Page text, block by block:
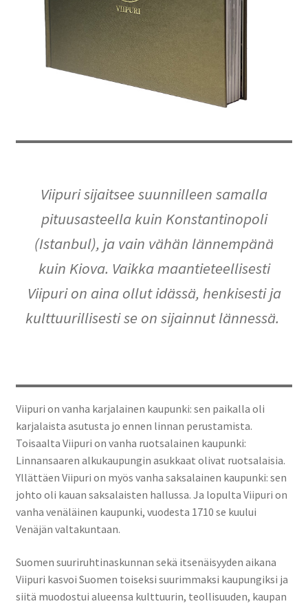
Viipuri sijaitsee suunnilleen samalla
pituusasteella kuin Konstantinopoli
(Istanbul), ja vain vähän lännempänä
kuin Kiova. Vaikka maantieteellisesti
Viipuri on aina ollut idässä, henkisesti ja
kulttuurillisesti se on sijainnut lännessä.
Viipuri on vanha karjalainen kaupunki: sen paikalla oli
karjalaista asutusta jo ennen linnan perustamista.
Toisaalta Viipuri on vanha ruotsalainen kaupunki:
Linnansaaren alkukaupungin asukkaat olivat ruotsalaisia.
Yllättäen Viipuri on myös vanha saksalainen kaupunki: sen
johto oli kauan saksalaisten hallussa. Ja lopulta Viipuri on
vanha venäläinen kaupunki, vuodesta 1710 se kuului
Venäjän valtakuntaan.
Suomen suuriruhtinaskunnan sekä itsenäisyyden aikana
Viipuri kasvoi Suomen toiseksi suurimmaksi kaupungiksi ja
siitä muodostui alueensa kulttuurin, teollisuuden, kaupan